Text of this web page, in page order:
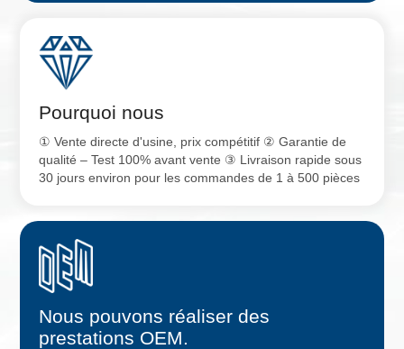
Pourquoi nous
① Vente directe d'usine, prix compétitif ② Garantie de
qualité – Test 100% avant vente ③ Livraison rapide sous
30 jours environ pour les commandes de 1 à 500 pièces
Nous pouvons réaliser des
prestations OEM.